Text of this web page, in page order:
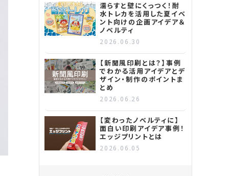
濡らすと壁にくっつく！耐
水トレカを活用した夏イベ
ント向けの企画アイデア＆
ノベルティ
2026.06.30
【新聞風印刷とは？】事例
でわかる活用アイデアとデ
ザイン・制作のポイントま
とめ
2026.06.26
【変わったノベルティに】
面白い印刷アイデア事例！
エッジプリントとは
2026.06.05